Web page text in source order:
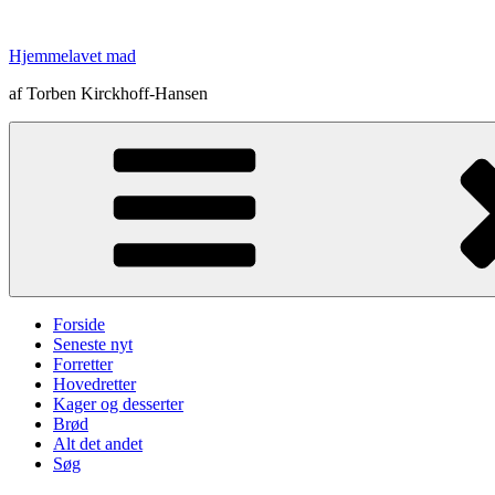
indhold
Hjemmelavet mad
af Torben Kirckhoff-Hansen
Forside
Seneste nyt
Forretter
Hovedretter
Kager og desserter
Brød
Alt det andet
Søg